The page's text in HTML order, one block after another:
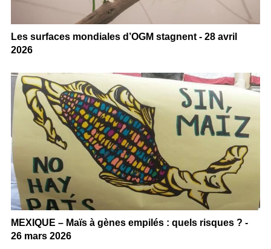
Les surfaces mondiales d’OGM stagnent - 28 avril
2026
MEXIQUE – Maïs à gènes empilés : quels risques ? -
26 mars 2026